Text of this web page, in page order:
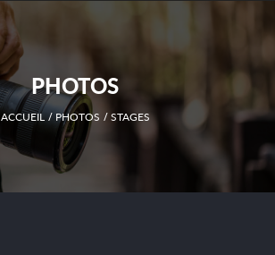
PHOTOS
ACCUEIL PHOTOS STAGES